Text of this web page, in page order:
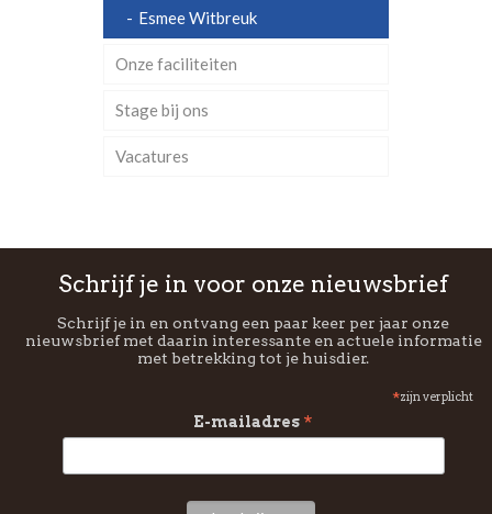
Esmee Witbreuk
Onze faciliteiten
Stage bij ons
Vacatures
Schrijf je in voor onze nieuwsbrief
Schrijf je in en ontvang een paar keer per jaar onze
nieuwsbrief met daarin interessante en actuele informatie
met betrekking tot je huisdier.
*zijn verplicht
E-mailadres *